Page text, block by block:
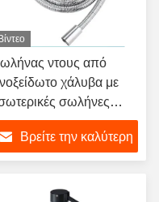
Βίντεο
ντους από
χάλυβα με
σωλήνες
PVC - 1,5 μέτρα
σωλήνας ντους
Βρείτε την καλύτερη